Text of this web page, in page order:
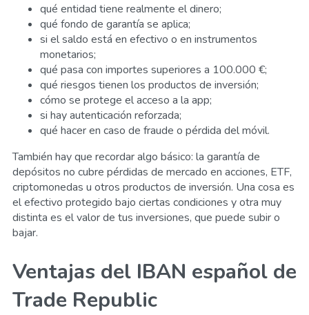
qué entidad tiene realmente el dinero;
qué fondo de garantía se aplica;
si el saldo está en efectivo o en instrumentos
monetarios;
qué pasa con importes superiores a 100.000 €;
qué riesgos tienen los productos de inversión;
cómo se protege el acceso a la app;
si hay autenticación reforzada;
qué hacer en caso de fraude o pérdida del móvil.
También hay que recordar algo básico: la garantía de
depósitos no cubre pérdidas de mercado en acciones, ETF,
criptomonedas u otros productos de inversión. Una cosa es
el efectivo protegido bajo ciertas condiciones y otra muy
distinta es el valor de tus inversiones, que puede subir o
bajar.
Ventajas del IBAN español de
Trade Republic